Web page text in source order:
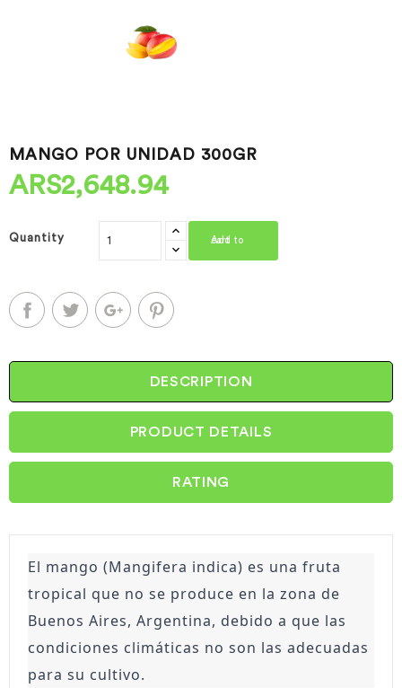
MANGO POR UNIDAD 300GR
ARS2,648.94
Quantity Add to cart
DESCRIPTION
PRODUCT DETAILS
RATING
El mango (Mangifera indica) es una fruta
tropical que no se produce en la zona de
Buenos Aires, Argentina, debido a que las
condiciones climáticas no son las adecuadas
para su cultivo.